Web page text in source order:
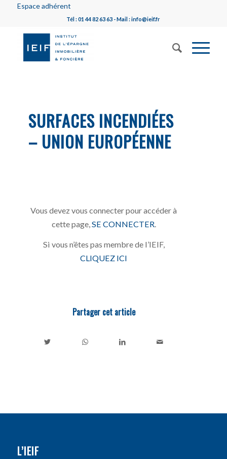
Espace adhérent
Tél : 01 44 82 63 63 - Mail : info@ieif.fr
SURFACES INCENDIÉES
– UNION EUROPÉENNE
Vous devez vous connecter pour accéder à
cette page, SE CONNECTER
Si vous n’êtes pas membre de l’IEIF,
CLIQUEZ ICI
Partager cet article
L’IEIF